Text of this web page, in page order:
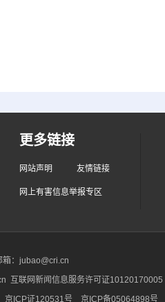
更多链接
网站声明 友情链接
网上有害信息举报专区
：jubao@cri.cn
互联网新闻信息服务许可证10120170005
京ICP证120531号 京ICP备05064898号